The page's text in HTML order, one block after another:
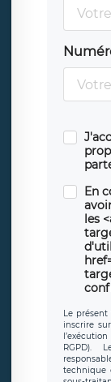
En
les
Le
inscrire
RGPD).
technique